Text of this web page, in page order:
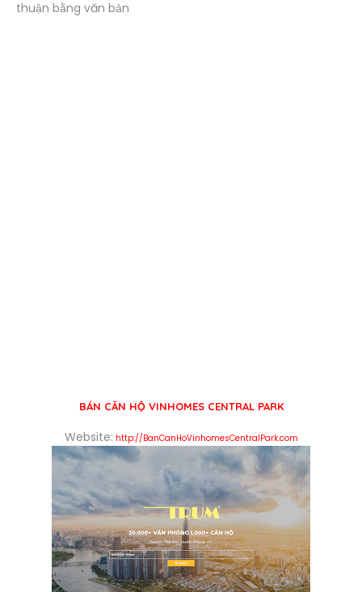
thuận bằng văn bản
BÁN CĂN HỘ VINHOMES CENTRAL PARK
Website: http://BanCanHoVinhomesCentralPark.com